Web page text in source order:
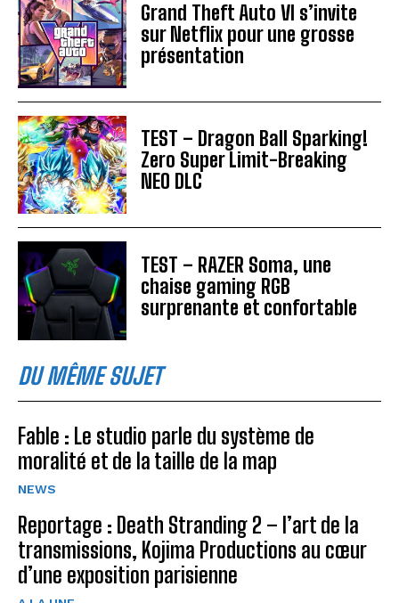
Grand Theft Auto VI s’invite
sur Netflix pour une grosse
présentation
TEST – Dragon Ball Sparking!
Zero Super Limit-Breaking
NEO DLC
TEST – RAZER Soma, une
chaise gaming RGB
surprenante et confortable
DU MÊME SUJET
Fable : Le studio parle du système de
moralité et de la taille de la map
NEWS
Reportage : Death Stranding 2 – l’art de la
transmissions, Kojima Productions au cœur
d’une exposition parisienne